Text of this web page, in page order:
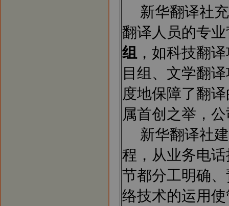
新华翻译社充
翻译人员的专
组 ，如科技翻
目组、文学翻
度地保障了翻
属首创之举，
新华翻译社建
程，从业务电
节都分工明确
络技术的运用